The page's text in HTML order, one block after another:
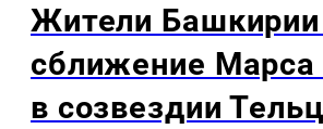
Жители Башкирии
сближение
в созвездии